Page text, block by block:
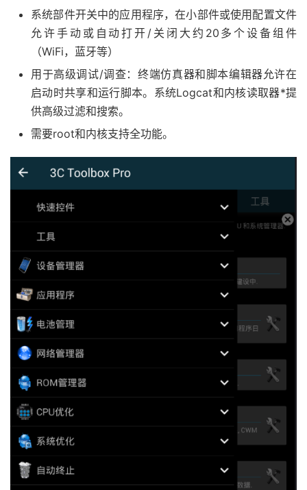
系统部件开关中的应用程序，在小部件或使用配置文件
允许手动或自动打开/关闭大约20多个设备组件
（WiFi，蓝牙等）
用于高级调试/调查：终端仿真器和脚本编辑器允许在
启动时共享和运行脚本。系统Logcat和内核读取器*提
供高级过滤和搜索。
需要root和内核支持全功能。